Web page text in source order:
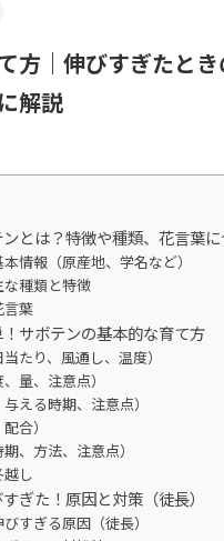
方｜伸びすぎたと
解説
とは？特徴や種類、花言葉
情報（原産地、学名など）
種類と特徴
言葉
サボテンの基本的な育て方
たり、風通し、温度）
量、注意点）
える時期、注意点）
合）
、方法、注意点）
越し
ぎた！原因と対策（徒長）
すぎる原因（徒長）